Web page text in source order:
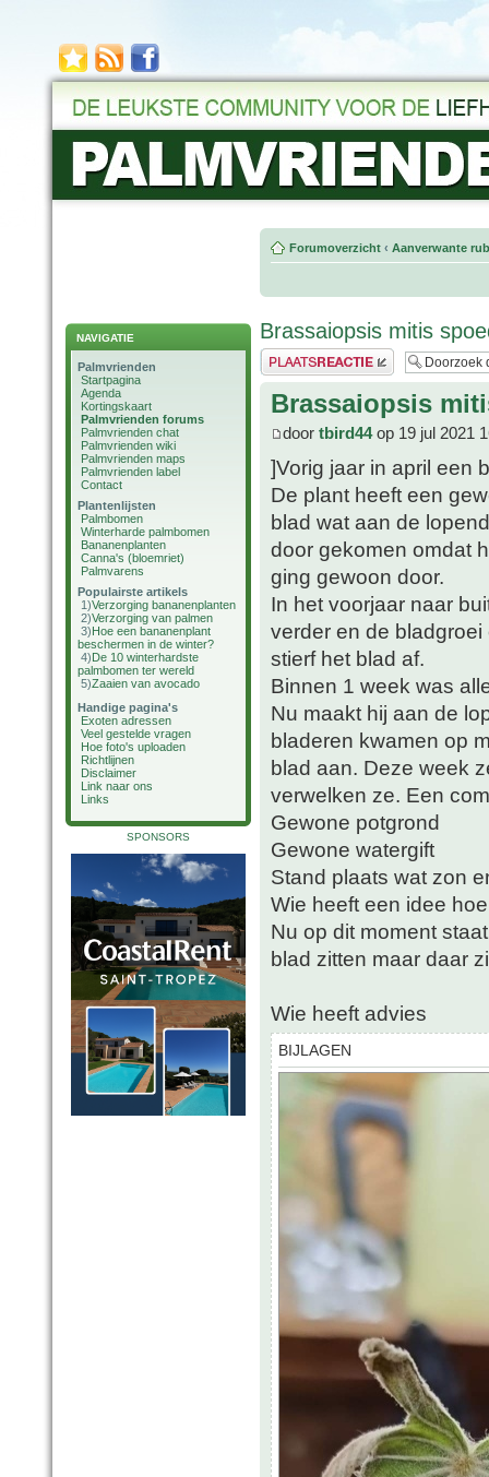
NAVIGATIE
Palmvrienden
Startpagina
Agenda
Kortingskaart
Palmvrienden forums
Palmvrienden chat
Palmvrienden wiki
Palmvrienden maps
Palmvrienden label
Contact
Plantenlijsten
Palmbomen
Winterharde palmbomen
Bananenplanten
Canna's (bloemriet)
Palmvarens
Populairste artikels
1)Verzorging bananenplanten
2)Verzorging van palmen
3)Hoe een bananenplant
beschermen in de winter?
4)De 10 winterhardste
palmbomen ter wereld
5)Zaaien van avocado
Handige pagina's
Exoten adressen
Veel gestelde vragen
Hoe foto's uploaden
Richtlijnen
Disclaimer
Link naar ons
Links
SPONSORS
Forumoverzicht ‹ Aanverwante
Brassaiopsis mitis
Plaats een reactie
Brassaiopsis
door tbird44op 19 jul 2021
]Vorig jaar in april een
De plant heeft een
blad wat aan de
door gekomen omdat
ging gewoon door.
In het voorjaar naar
verder en de
stierf het blad af.
Binnen 1 week was
Nu maakt hij aan de
bladeren kwamen op
blad aan. Deze week
verwelken ze. Een
Gewone potgrond
Gewone watergift
Stand plaats wat zon
Wie heeft een idee
Nu op dit moment
blad zitten maar daar
Wie heeft advies
BIJLAGEN